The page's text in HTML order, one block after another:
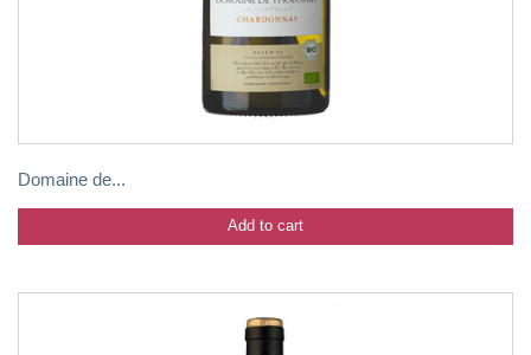
Domaine de...
Add to cart